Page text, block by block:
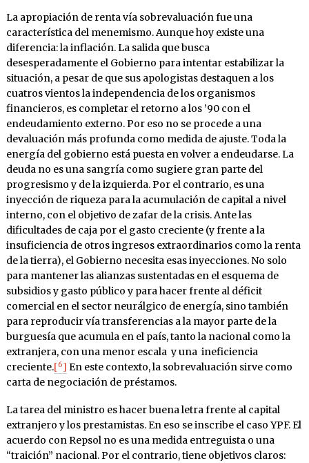
La apropiación de renta vía sobrevaluación fue una
característica del menemismo. Aunque hoy existe una
diferencia: la inflación. La salida que busca
desesperadamente el Gobierno para intentar estabilizar la
situación, a pesar de que sus apologistas destaquen a los
cuatros vientos la independencia de los organismos
financieros, es completar el retorno a los ’90 con el
endeudamiento externo. Por eso no se procede a una
devaluación más profunda como medida de ajuste. Toda la
energía del gobierno está puesta en volver a endeudarse. La
deuda no es una sangría como sugiere gran parte del
progresismo y de la izquierda. Por el contrario, es una
inyección de riqueza para la acumulación de capital a nivel
interno, con el objetivo de zafar de la crisis. Ante las
dificultades de caja por el gasto creciente (y frente a la
insuficiencia de otros ingresos extraordinarios como la renta
de la tierra), el Gobierno necesita esas inyecciones. No solo
para mantener las alianzas sustentadas en el esquema de
subsidios y gasto público y para hacer frente al déficit
comercial en el sector neurálgico de energía, sino también
para reproducir vía transferencias a la mayor parte de la
burguesía que acumula en el país, tanto la nacional como la
extranjera, con una menor escala y una ineficiencia
creciente.[6] En este contexto, la sobrevaluación sirve como
carta de negociación de préstamos.
La tarea del ministro es hacer buena letra frente al capital
extranjero y los prestamistas. En eso se inscribe el caso YPF. El
acuerdo con Repsol no es una medida entreguista o una
“traición” nacional. Por el contrario, tiene objetivos claros: